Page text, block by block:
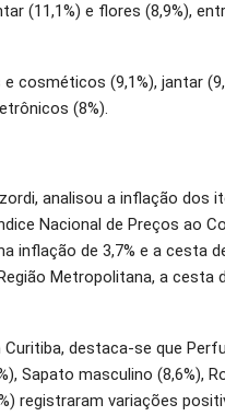
(11,1%) e flores (8,9%),
cosméticos (9,1%), jantar
(8%).
analisou a inflação dos
Nacional de Preços ao
inflação de 3,7% e a cesta
Metropolitana, a cesta
destaca-se que
Sapato masculino (8,6%),
registraram variações